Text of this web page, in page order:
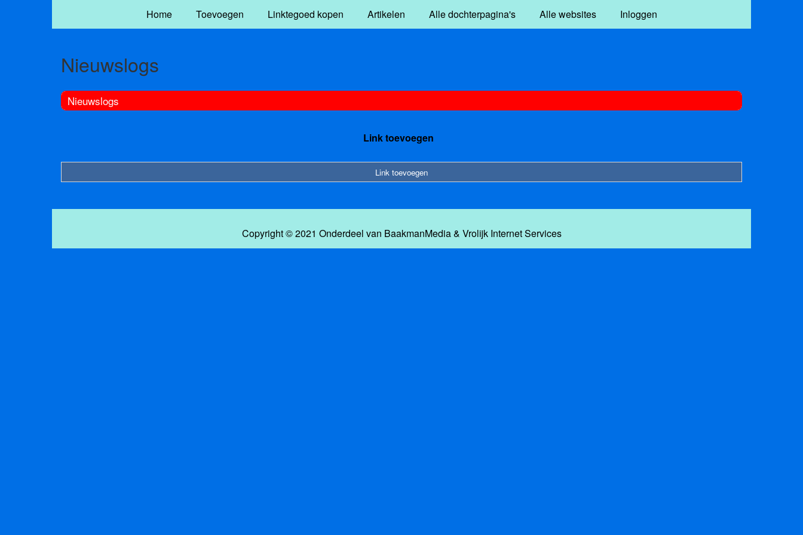
Home Toevoegen Linktegoed kopen Artikelen Alle dochterpagina's Alle websites Inloggen
Nieuwslogs
Nieuwslogs
Link toevoegen
Link toevoegen
Copyright © 2021 Onderdeel van BaakmanMedia& Vrolijk Internet Services